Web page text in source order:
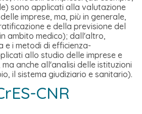
sono applicati alla valutazione
imprese, ma, più in generale,
e della previsione del
ambito medico); dall'altro,
e i metodi di efficienza-
allo studio delle imprese e
anche all'analisi delle istituzioni
il sistema giudiziario e sanitario).
CNR